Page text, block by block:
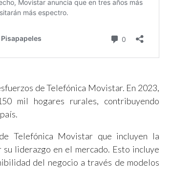
de Telefónica Movistar. En 2023,
mil hogares rurales, contribuyendo
Telefónica Movistar que incluyen la
liderazgo en el mercado. Esto incluye
del negocio a través de modelos